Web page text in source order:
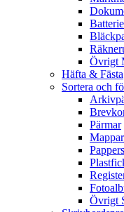
Övrigt
Häfta & Fästa
Sortera och
Pärmar
Mappar
Övrigt